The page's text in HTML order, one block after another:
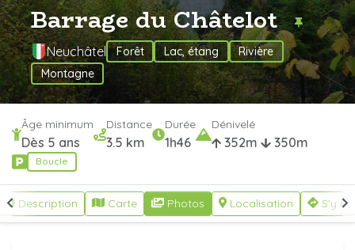
Barrage du Châtelot
Neuchâtel Forêt Lac, étang
Rivière
Montagne
Âge minimum
Dès 5 ans
Distance
3.5 km
Durée
1h46
Dénivelé
352m 350m
Boucle
Description Carte Photos Localisation S'y